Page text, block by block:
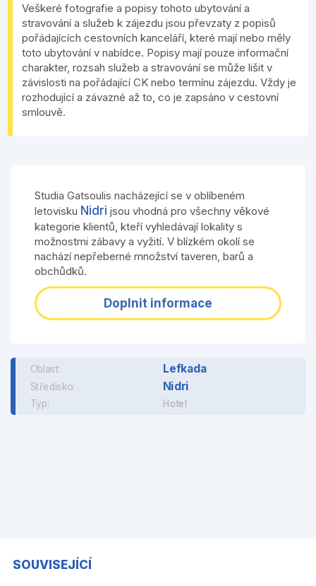
Veškeré fotografie a popisy tohoto ubytování a
stravování a služeb k zájezdu jsou převzaty z popisů
pořádajících cestovních kanceláří, které mají nebo měly
toto ubytování v nabídce. Popisy mají pouze informační
charakter, rozsah služeb a stravování se může lišit v
závislosti na pořádající CK nebo termínu zájezdu. Vždy je
rozhodující a závazné až to, co je zapsáno v cestovní
smlouvě.
Studia Gatsoulis nacházející se v oblíbeném
letovisku Nidri jsou vhodná pro všechny věkové
kategorie klientů, kteří vyhledávají lokality s
možnostmi zábavy a vyžití. V blízkém okolí se
nachází nepřeberné množství taveren, barů a
obchůdků.
Doplnit informace
Oblast: Lefkada
Středisko: Nidri
Typ: Hotel
SOUVISEJÍCÍ